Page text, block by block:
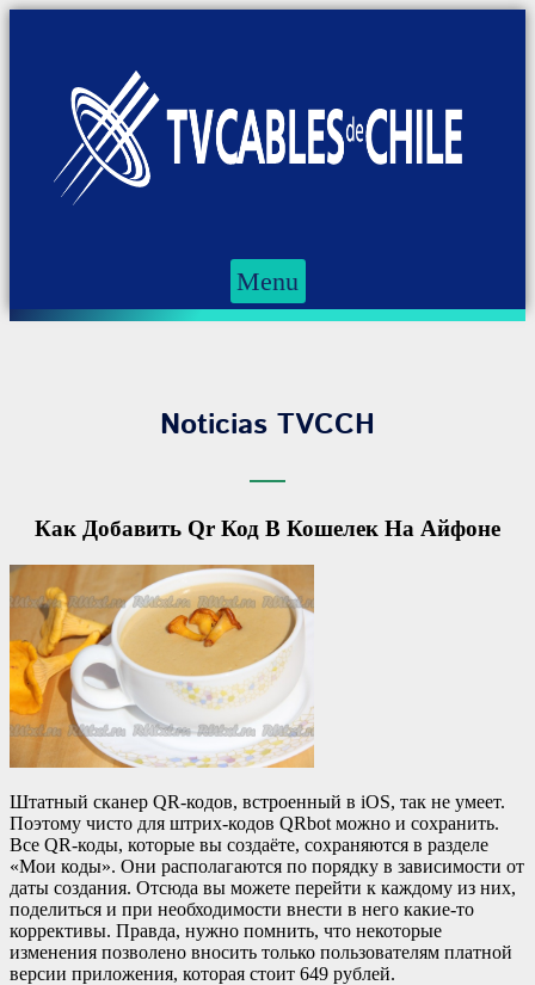
Menu
Noticias TVCCH
Как Добавить Qr Код В Кошелек На Айфоне
Штатный сканер QR-кодов, встроенный в iOS, так не умеет.
Поэтому чисто для штрих-кодов QRbot можно и сохранить.
Все QR-коды, которые вы создаёте, сохраняются в разделе
«Мои коды». Они располагаются по порядку в зависимости от
даты создания. Отсюда вы можете перейти к каждому из них,
поделиться и при необходимости внести в него какие-то
коррективы. Правда, нужно помнить, что некоторые
изменения позволено вносить только пользователям платной
версии приложения, которая стоит 649 рублей.